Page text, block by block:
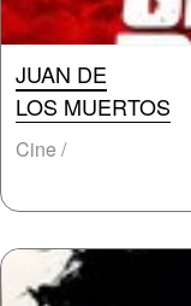
JUAN DE
LOS MUERTOS
Cine /